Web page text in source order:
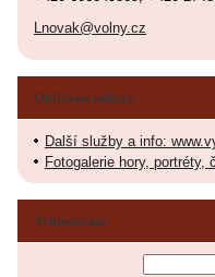
Lnovak@volny.cz
Oblíbené odkazy
Další služby a info:
Fotogalerie hory, portréty,
Vyhledávání